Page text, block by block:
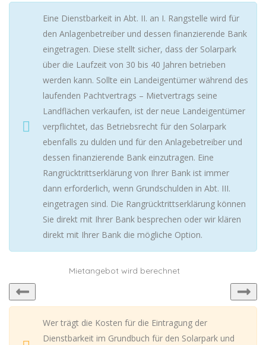
Eine Dienstbarkeit in Abt. II. an I. Rangstelle wird für
den Anlagenbetreiber und dessen finanzierende Bank
eingetragen. Diese stellt sicher, dass der Solarpark
über die Laufzeit von 30 bis 40 Jahren betrieben
werden kann. Sollte ein Landeigentümer während des
laufenden Pachtvertrags – Mietvertrags seine
Landflächen verkaufen, ist der neue Landeigentümer
verpflichtet, das Betriebsrecht für den Solarpark
ebenfalls zu dulden und für den Anlagebetreiber und
dessen finanzierende Bank einzutragen. Eine
Rangrücktrittserklärung von Ihrer Bank ist immer
dann erforderlich, wenn Grundschulden in Abt. III.
eingetragen sind. Die Rangrücktrittserklärung können
Sie direkt mit Ihrer Bank besprechen oder wir klären
direkt mit Ihrer Bank die mögliche Option.
Mietangebot wird berechnet
Wer trägt die Kosten für die Eintragung der
Dienstbarkeit im Grundbuch für den Solarpark und